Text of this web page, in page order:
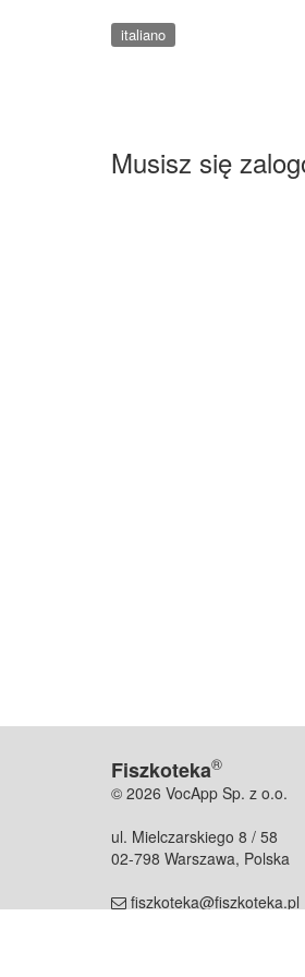
italiano
Musisz się
Fiszkoteka®
© 2026 VocApp Sp. z o.o.
ul. Mielczarskiego 8 / 58
02-798 Warszawa, Polska
fiszkoteka@fiszkoteka.pl